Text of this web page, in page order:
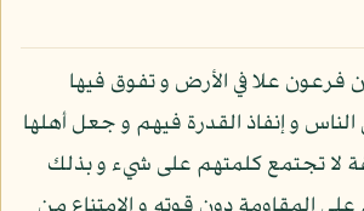
علا في الأرض و تفوق فيها
و إنفاذ القدرة فيهم و جعل أهلها
لا تجتمع كلمتهم على شيء و بذلك